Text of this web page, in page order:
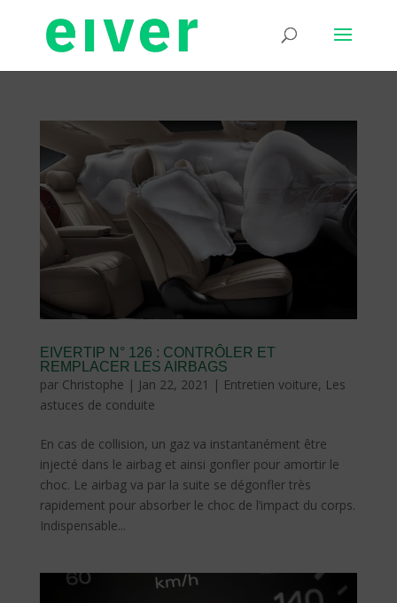
EIVERTIP N° 126 : CONTRÔLER ET
REMPLACER LES AIRBAGS
par Christophe | Jan 22, 2021 | Entretien voiture, Les
astuces de conduite
En cas de collision, un gaz va instantanément être
injecté dans le airbag et ainsi gonfler pour amortir le
choc. Le airbag va par la suite se dégonfler très
rapidement pour absorber le choc de l’impact du corps.
Indispensable...